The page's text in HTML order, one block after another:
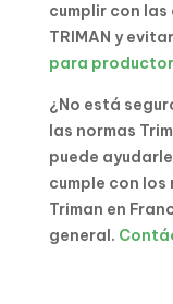
cumplir con
TRIMAN y
para
¿No está
las normas
puede
cumple con
Triman en
general.